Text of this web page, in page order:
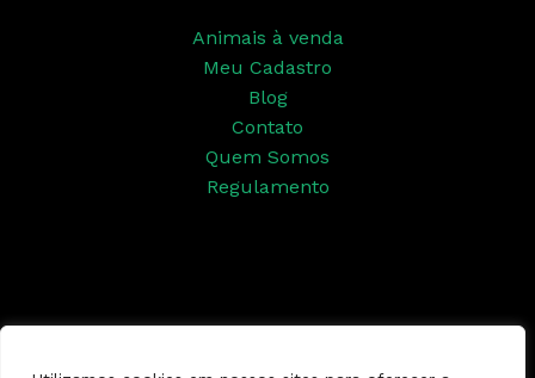
Animais à venda
Meu Cadastro
Blog
Contato
Quem Somos
Regulamento